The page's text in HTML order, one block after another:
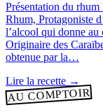
Présentation du
Rhum, Protagoniste
l’alcool qui donne
Originaire des
obtenue par la…
Lire la recette →
AU COMPTOIR